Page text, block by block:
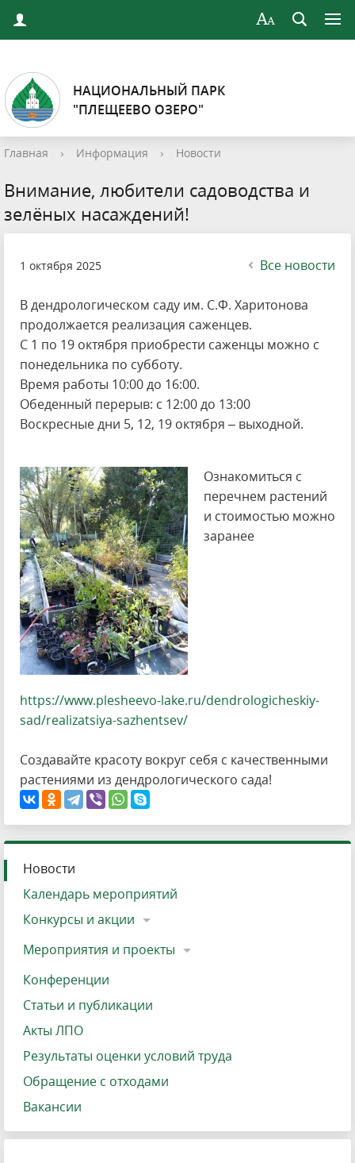
НАЦИОНАЛЬНЫЙ ПАРК
"ПЛЕЩЕЕВО ОЗЕРО"
Главная › Информация › Новости
Внимание, любители садоводства и
зелёных насаждений!
1 октября 2025 Все новости
В дендрологическом саду им. С.Ф. Харитонова
продолжается реализация саженцев.
С 1 по 19 октября приобрести саженцы можно с
понедельника по субботу.
Время работы 10:00 до 16:00.
Обеденный перерыв: с 12:00 до 13:00
Воскресные дни 5, 12, 19 октября – выходной.
Ознакомиться с
перечнем растений
и стоимостью можно
заранее
https://www.plesheevo-lake.ru/dendrologicheskiy-
sad/realizatsiya-sazhentsev/
Создавайте красоту вокруг себя с качественными
растениями из дендрологического сада!
Новости
Календарь мероприятий
Конкурсы и акции
Мероприятия и проекты
Конференции
Статьи и публикации
Акты ЛПО
Результаты оценки условий труда
Обращение с отходами
Вакансии